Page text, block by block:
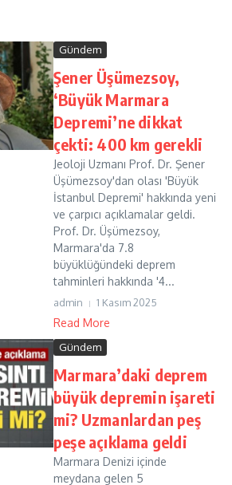
Gündem
Şener Üşümezsoy,
‘Büyük Marmara
Depremi’ne dikkat
çekti: 400 km gerekli
Jeoloji Uzmanı Prof. Dr. Şener
Üşümezsoy'dan olası 'Büyük
İstanbul Depremi' hakkında yeni
ve çarpıcı açıklamalar geldi.
Prof. Dr. Üşümezsoy,
Marmara'da 7.8
büyüklüğündeki deprem
tahminleri hakkında '4...
admin 1 Kasım 2025
Read More
Gündem
Marmara’daki deprem
büyük depremin işareti
mi? Uzmanlardan peş
peşe açıklama geldi
Marmara Denizi içinde
meydana gelen 5